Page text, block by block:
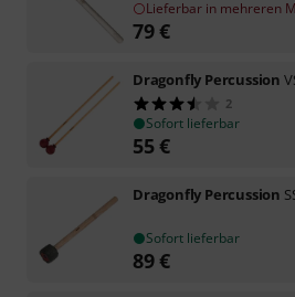
Lieferbar in mehreren
79€
Dragonfly Percussion
2
Sofort lieferbar
55€
Dragonfly Percussion
Sofort lieferbar
89€